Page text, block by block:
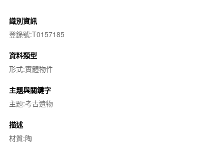
識別資訊
登錄號:T0157185
資料類型
形式:實體物件
主題與關鍵字
主題:考古遺物
描述
材質:陶